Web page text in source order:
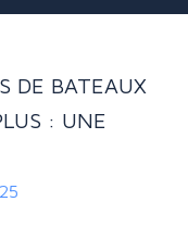
DE BATEAUX
: UNE